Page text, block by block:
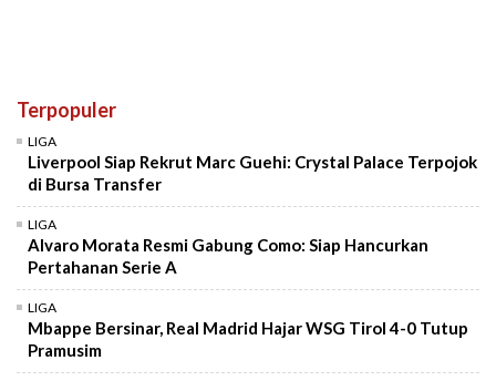
Terpopuler
LIGA
Liverpool Siap Rekrut Marc Guehi: Crystal Palace Terpojok
di Bursa Transfer
LIGA
Alvaro Morata Resmi Gabung Como: Siap Hancurkan
Pertahanan Serie A
LIGA
Mbappe Bersinar, Real Madrid Hajar WSG Tirol 4-0 Tutup
Pramusim